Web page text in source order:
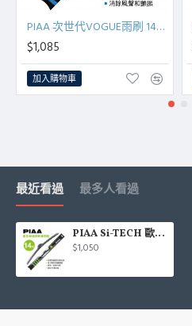
PIAA 次世代VOGUE雨刷 14吋(35cm)單支(日系車適用)
$1,085
加入購物車
最近看過 最多人看過
PIAA Si-TECH 歐系車通用軟骨雨刷 14吋(350mm)單支(歐系車適用)
$1,050